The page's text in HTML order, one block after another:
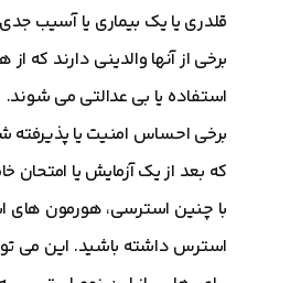
قلدری یا یک بیماری یا آسیب
برخی از آنها والدینی دارند که
استفاده یا بی عدالتی می شوند.
برخی احساس امنیت یا پذیرفته
که بعد از یک آزمایش یا
با چنین استرسی، هورمون های
استرس داشته باشید. این می